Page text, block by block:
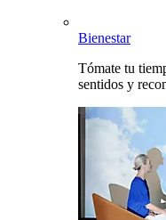
Bienestar
Tómate tu
sentidos y